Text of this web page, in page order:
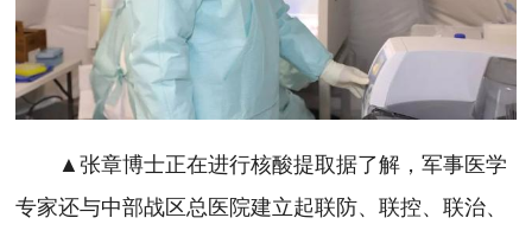
▲张章博士正在进行核酸提取据了解，军事医学
专家还与中部战区总医院建立起联防、联控、联治、